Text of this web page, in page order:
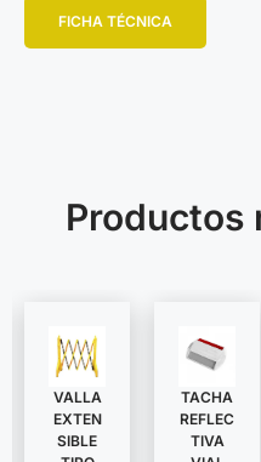
FICHA TÉCNICA
Productos
VALLA
EXTEN
SIBLE
TACHA
REFLEC
TIVA